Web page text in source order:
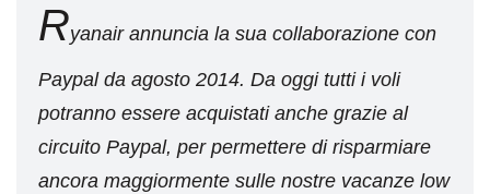
Ryanair annuncia la sua collaborazione con
Paypal da agosto 2014. Da oggi tutti i voli
potranno essere acquistati anche grazie al
circuito Paypal, per permettere di risparmiare
ancora maggiormente sulle nostre vacanze low